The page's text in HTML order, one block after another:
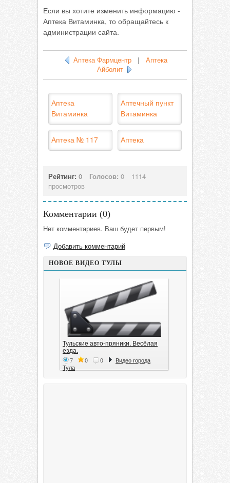
Если вы хотите изменить информацию -
Аптека Витаминка, то обращайтесь к
администрации сайта.
Аптека Фармцентр| Аптека
Айболит
Аптека
Витаминка
Аптечный пункт
Витаминка
Аптека № 117 Аптека
Рейтинг: 0 Голосов: 0
1114
просмотров
Комментарии (0)
Нет комментариев. Ваш будет первым!
Добавить комментарий
НОВОЕ ВИДЕО ТУЛЫ
Тульские авто-пряники. Весёлая
езда.
7 0 0
Видео города
Тула